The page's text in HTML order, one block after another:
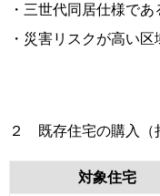
・三世代同居仕様であ
・災害リスクが高い
２ 既存住宅の購入（
対象住宅